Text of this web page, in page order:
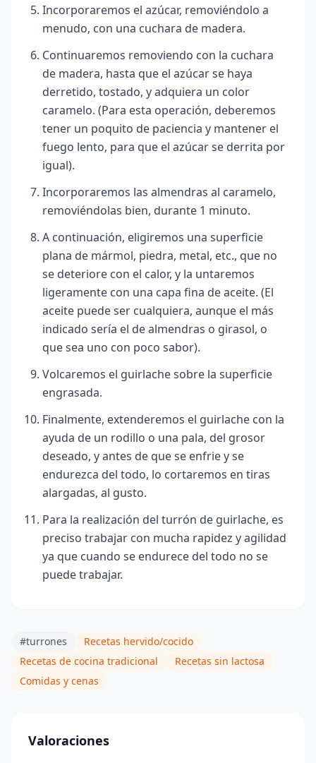
Incorporaremos el azúcar, removiéndolo a
menudo, con una cuchara de madera.
Continuaremos removiendo con la cuchara
de madera, hasta que el azúcar se haya
derretido, tostado, y adquiera un color
caramelo. (Para esta operación, deberemos
tener un poquito de paciencia y mantener el
fuego lento, para que el azúcar se derrita por
igual).
Incorporaremos las almendras al caramelo,
removiéndolas bien, durante 1 minuto.
A continuación, eligiremos una superficie
plana de mármol, piedra, metal, etc., que no
se deteriore con el calor, y la untaremos
ligeramente con una capa fina de aceite. (El
aceite puede ser cualquiera, aunque el más
indicado sería el de almendras o girasol, o
que sea uno con poco sabor).
Volcaremos el guirlache sobre la superficie
engrasada.
Finalmente, extenderemos el guirlache con la
ayuda de un rodillo o una pala, del grosor
deseado, y antes de que se enfrie y se
endurezca del todo, lo cortaremos en tiras
alargadas, al gusto.
Para la realización del turrón de guirlache, es
preciso trabajar con mucha rapidez y agilidad
ya que cuando se endurece del todo no se
puede trabajar.
#turrones
Recetas hervido/cocido
Recetas de cocina tradicional
Recetas sin lactosa
Comidas y cenas
Valoraciones